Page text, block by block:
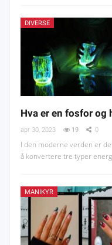
DIVERSE
Hva er en fosfor og
apr 30, 2023 19 0
I den moderne verden er
å konvertere tre typer
MANIKYR